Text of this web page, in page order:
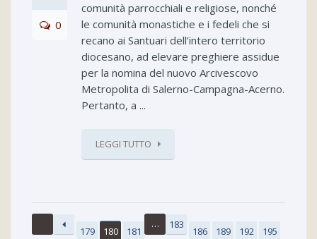
0
comunità parrocchiali e religiose, nonché
le comunità monastiche e i fedeli che si
recano ai Santuari dell’intero territorio
diocesano, ad elevare preghiere assidue
per la nomina del nuovo Arcivescovo
Metropolita di Salerno-Campagna-Acerno.
Pertanto, a ...
LEGGI TUTTO
179 180 181
… 183
186 189 192 195